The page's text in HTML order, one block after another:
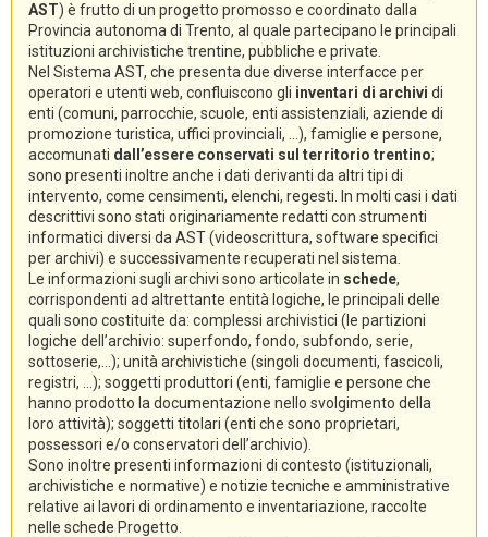
AST) è frutto di un progetto promosso e coordinato dalla
Provincia autonoma di Trento, al quale partecipano le principali
istituzioni archivistiche trentine, pubbliche e private.
Nel Sistema AST, che presenta due diverse interfacce per
operatori e utenti web, confluiscono gli inventari di archivi di
enti (comuni, parrocchie, scuole, enti assistenziali, aziende di
promozione turistica, uffici provinciali, ...), famiglie e persone,
accomunati dall’essere conservati sul territorio trentino;
sono presenti inoltre anche i dati derivanti da altri tipi di
intervento, come censimenti, elenchi, regesti. In molti casi i dati
descrittivi sono stati originariamente redatti con strumenti
informatici diversi da AST (videoscrittura, software specifici
per archivi) e successivamente recuperati nel sistema.
Le informazioni sugli archivi sono articolate in schede,
corrispondenti ad altrettante entità logiche, le principali delle
quali sono costituite da: complessi archivistici (le partizioni
logiche dell’archivio: superfondo, fondo, subfondo, serie,
sottoserie,...); unità archivistiche (singoli documenti, fascicoli,
registri, ...); soggetti produttori (enti, famiglie e persone che
hanno prodotto la documentazione nello svolgimento della
loro attività); soggetti titolari (enti che sono proprietari,
possessori e/o conservatori dell’archivio).
Sono inoltre presenti informazioni di contesto (istituzionali,
archivistiche e normative) e notizie tecniche e amministrative
relative ai lavori di ordinamento e inventariazione, raccolte
nelle schede Progetto.